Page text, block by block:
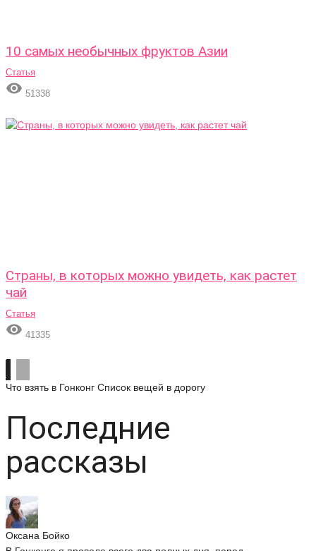
10 самых необычных фруктов Азии
Статья
 51338
Страны, в которых можно увидеть, как растет
чай
Статья
 41335
Что взять в Гонконг Список вещей в дорогу
Последние
рассказы
Оксана Бойко